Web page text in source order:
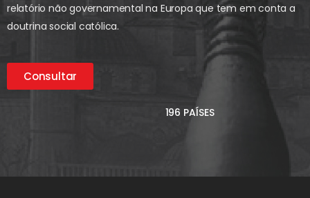
relatório não governamental na Europa que tem em conta a
doutrina social católica.
Consultar
196 PAÍSES